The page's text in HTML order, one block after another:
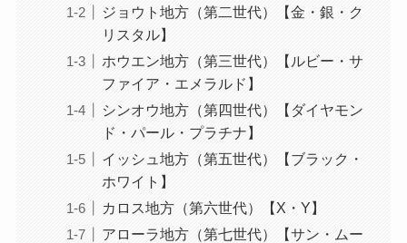
ジョウト地方（第二世代）【金・銀・ク
リスタル】
ホウエン地方（第三世代）【ルビー・サ
ファイア・エメラルド】
シンオウ地方（第四世代）【ダイヤモン
ド・パール・プラチナ】
イッシュ地方（第五世代）【ブラック・
ホワイト】
カロス地方（第六世代）【X・Y】
アローラ地方（第七世代）【サン・ムー